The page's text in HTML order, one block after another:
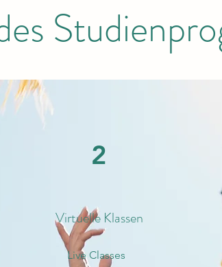
2
Virtuelle Klassen
Live Classes